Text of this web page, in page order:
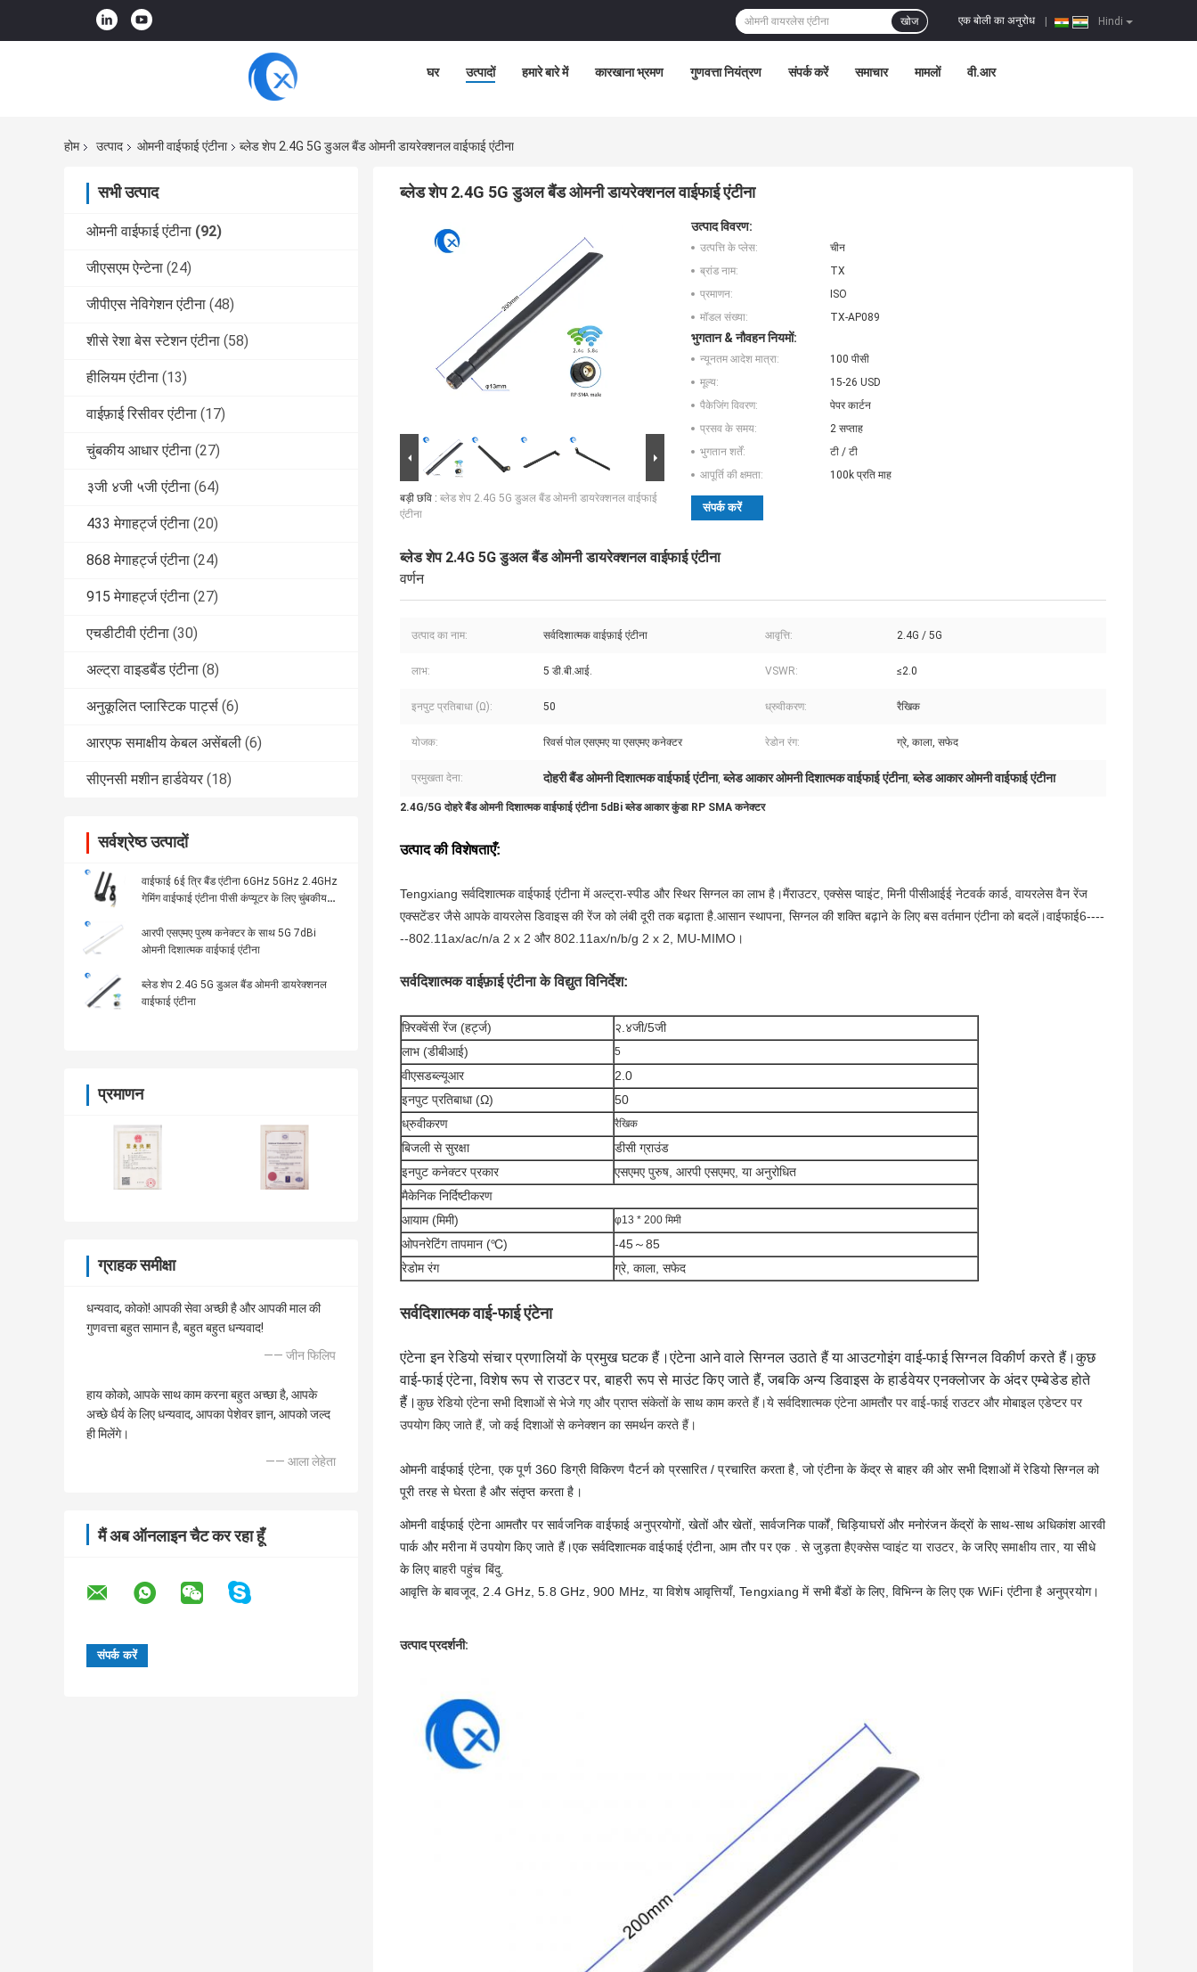
Hindi
एक बोली का अनुरोध
खोज
घर उत्पादों हमारे बारे में कारखाना भ्रमण गुणवत्ता नियंत्रण संपर्क करें समाचार मामलों वी.आर
होम उत्पाद ओमनी वाईफाई एंटीना ब्लेड शेप 2.4G 5G डुअल बैंड ओमनी डायरेक्शनल वाईफाई एंटीना
सभी उत्पाद
ओमनी वाईफाई एंटीना (92)
जीएसएम ऐन्टेना (24)
जीपीएस नेविगेशन एंटीना (48)
शीसे रेशा बेस स्टेशन एंटीना (58)
हीलियम एंटीना (13)
वाईफ़ाई रिसीवर एंटीना (17)
चुंबकीय आधार एंटीना (27)
३जी ४जी ५जी एंटीना (64)
433 मेगाहर्ट्ज एंटीना (20)
868 मेगाहर्ट्ज एंटीना (24)
915 मेगाहर्ट्ज एंटीना (27)
एचडीटीवी एंटीना (30)
अल्ट्रा वाइडबैंड एंटीना (8)
अनुकूलित प्लास्टिक पार्ट्स (6)
आरएफ समाक्षीय केबल असेंबली (6)
सीएनसी मशीन हार्डवेयर (18)
सर्वश्रेष्ठ उत्पादों
वाईफाई 6ई त्रि बैंड एंटीना 6GHz 5GHz 2.4GHz
गेमिंग वाईफाई एंटीना पीसी कंप्यूटर के लिए चुंबकीय
आरपी एसएमए पुरुष कनेक्टर के साथ 5G 7dBi
ओमनी दिशात्मक वाईफाई एंटीना
ब्लेड शेप 2.4G 5G डुअल बैंड ओमनी डायरेक्शनल
वाईफाई एंटीना
प्रमाणन
ग्राहक समीक्षा
धन्यवाद, कोको! आपकी सेवा अच्छी है और आपकी माल की
गुणवत्ता बहुत सामान है, बहुत बहुत धन्यवाद!
—— जीन फिलिप
हाय कोको, आपके साथ काम करना बहुत अच्छा है, आपके
अच्छे धैर्य के लिए धन्यवाद, आपका पेशेवर ज्ञान, आपको जल्द
ही मिलेंगे।
—— आला लेहेता
मैं अब ऑनलाइन चैट कर रहा हूँ
ब्लेड शेप 2.4G 5G डुअल बैंड ओमनी डायरेक्शनल वाईफाई एंटीना
बड़ी छवि : ब्लेड शेप 2.4G 5G डुअल बैंड ओमनी डायरेक्शनल वाईफाई
एंटीना
उत्पाद विवरण:
उत्पत्ति के प्लेस:
चीन
ब्रांड नाम:
TX
प्रमाणन:
ISO
मॉडल संख्या:
TX-AP089
भुगतान & नौवहन नियमों:
न्यूनतम आदेश मात्रा:
100 पीसी
मूल्य:
15-26 USD
पैकेजिंग विवरण:
पेपर कार्टन
प्रसव के समय:
2 सप्ताह
भुगतान शर्तें:
टी / टी
आपूर्ति की क्षमता:
100k प्रति माह
संपर्क करें
ब्लेड शेप 2.4G 5G डुअल बैंड ओमनी डायरेक्शनल वाईफाई एंटीना
वर्णन
उत्पाद का नाम: सर्वदिशात्मक वाईफ़ाई एंटीना आवृत्ति: 2.4G / 5G
लाभ: 5 डी.बी.आई. VSWR: ≤2.0
इनपुट प्रतिबाधा (Ω): 50 ध्रुवीकरण: रैखिक
योजक: रिवर्स पोल एसएमए या एसएमए कनेक्टर रेडोन रंग: ग्रे, काला, सफेद
प्रमुखता देना: दोहरी बैंड ओमनी दिशात्मक वाईफाई एंटीना,ब्लेड आकार ओमनी दिशात्मक वाईफाई एंटीना,ब्लेड आकार ओमनी वाईफाई एंटीना
2.4G/5G दोहरे बैंड ओमनी दिशात्मक वाईफाई एंटीना 5dBi ब्लेड आकार कुंडा RP SMA कनेक्टर
उत्पाद की विशेषताएँ:
Tengxiang सर्वदिशात्मक वाईफाई एंटीना में अल्ट्रा-स्पीड और स्थिर सिग्नल का लाभ है।मैंराउटर, एक्सेस प्वाइंट, मिनी पीसीआईई नेटवर्क कार्ड, वायरलेस वैन रेंज
एक्सटेंडर जैसे आपके वायरलेस डिवाइस की रेंज को लंबी दूरी तक बढ़ाता है.आसान स्थापना, सिग्नल की शक्ति बढ़ाने के लिए बस वर्तमान एंटीना को बदलें।वाईफाई6----
--802.11ax/ac/n/a 2 x 2 और 802.11ax/n/b/g 2 x 2, MU-MIMO।
सर्वदिशात्मक वाईफ़ाई एंटीना के विद्युत विनिर्देश:
फ़्रिक्वेंसी रेंज (हर्ट्ज)
२.४जी/5जी
लाभ (डीबीआई)
5
वीएसडब्ल्यूआर
2.0
इनपुट प्रतिबाधा (Ω)
50
ध्रुवीकरण
रैखिक
बिजली से सुरक्षा
डीसी ग्राउंड
इनपुट कनेक्टर प्रकार
एसएमए पुरुष, आरपी एसएमए, या अनुरोधित
मैकेनिक निर्दिष्टीकरण
आयाम (मिमी)
φ13 * 200 मिमी
ओपनरेटिंग तापमान (℃)
-45～85
रेडोम रंग
ग्रे, काला, सफेद
सर्वदिशात्मक वाई-फाई एंटेना
एंटेना इन रेडियो संचार प्रणालियों के प्रमुख घटक हैं।एंटेना आने वाले सिग्नल उठाते हैं या आउटगोइंग वाई-फाई सिग्नल विकीर्ण करते हैं।कुछ
वाई-फाई एंटेना, विशेष रूप से राउटर पर, बाहरी रूप से माउंट किए जाते हैं, जबकि अन्य डिवाइस के हार्डवेयर एनक्लोजर के अंदर एम्बेडेड होते
हैं।कुछ रेडियो एंटेना सभी दिशाओं से भेजे गए और प्राप्त संकेतों के साथ काम करते हैं।ये सर्वदिशात्मक एंटेना आमतौर पर वाई-फाई राउटर और मोबाइल एडेप्टर पर
उपयोग किए जाते हैं, जो कई दिशाओं से कनेक्शन का समर्थन करते हैं।
ओमनी वाईफाई एंटेना, एक पूर्ण 360 डिग्री विकिरण पैटर्न को प्रसारित / प्रचारित करता है, जो एंटीना के केंद्र से बाहर की ओर सभी दिशाओं में रेडियो सिग्नल को
पूरी तरह से घेरता है और संतृप्त करता है।
ओमनी वाईफाई एंटेना आमतौर पर सार्वजनिक वाईफाई अनुप्रयोगों, खेतों और खेतों, सार्वजनिक पार्कों, चिड़ियाघरों और मनोरंजन केंद्रों के साथ-साथ अधिकांश आरवी
पार्क और मरीना में उपयोग किए जाते हैं।एक सर्वदिशात्मक वाईफाई एंटीना, आम तौर पर एक . से जुड़ता हैएक्सेस प्वाइंट या राउटर, के जरिएसमाक्षीय तार, या सीधे
के लिएबाहरी पहुंच बिंदु.
आवृत्ति के बावजूद, 2.4 GHz, 5.8 GHz, 900 MHz, या विशेष आवृत्तियाँ, Tengxiang में सभी बैंडों के लिए, विभिन्न के लिए एक WiFi एंटीना है अनुप्रयोग।
उत्पाद प्रदर्शनी: